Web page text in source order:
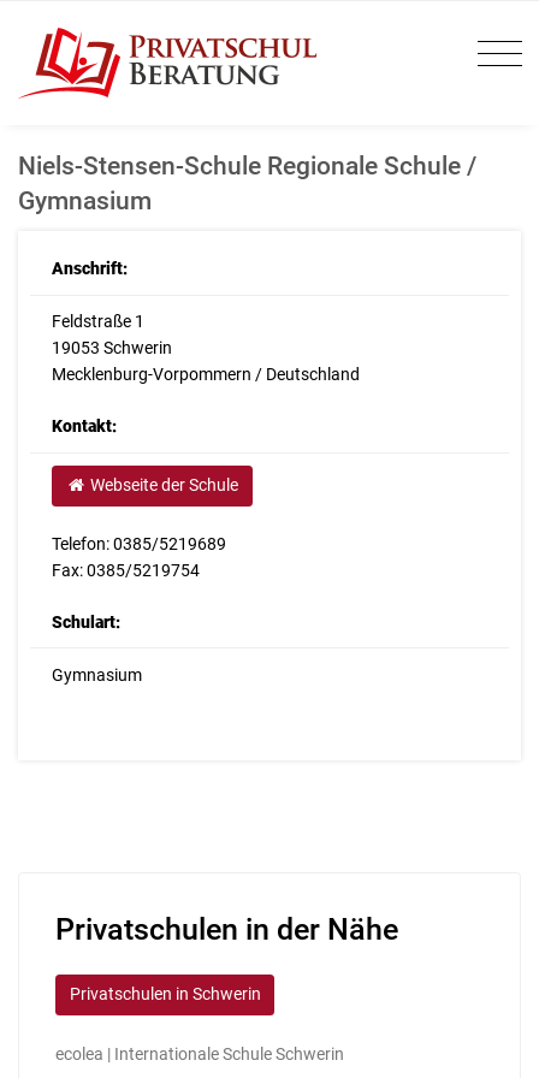
Niels-Stensen-Schule Regionale Schule /
Gymnasium
Anschrift:
Feldstraße 1
19053 Schwerin
Mecklenburg-Vorpommern / Deutschland
Kontakt:
Webseite der Schule
Telefon: 0385/5219689
Fax: 0385/5219754
Schulart:
Gymnasium
Privatschulen in der Nähe
Privatschulen in Schwerin
ecolea | Internationale Schule Schwerin